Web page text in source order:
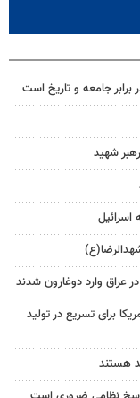
جامعه و تاریخ است
شهید
اسرائیل
برای تسریع در تولید
هستند